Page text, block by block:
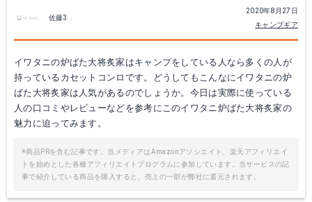
2020年8月27日
キャンプギア
佐藤3
イワタニの炉ばた大将炙家はキャンプをしている人なら多くの人が
持っているカセットコンロです。どうしてもこんなにイワタニの炉
ばた大将炙家は人気があるのでしょうか。今日は実際に使っている
人の口コミやレビューなどを参考にこのイワタニ炉ばた大将炙家の
魅力に迫ってみます。
※商品PRを含む記事です。当メディアはAmazonアソシエイト、楽天アフィリエイ
トを始めとした各種アフィリエイトプログラムに参加しています。当サービスの記
事で紹介している商品を購入すると、売上の一部が弊社に還元されます。